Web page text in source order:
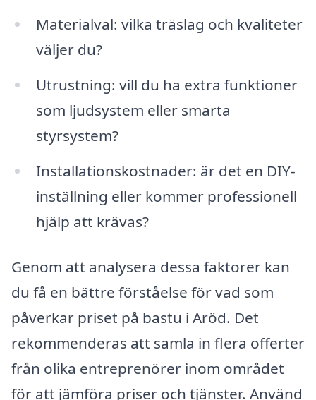
Materialval: vilka träslag och kvaliteter
väljer du?
Utrustning: vill du ha extra funktioner
som ljudsystem eller smarta
styrsystem?
Installationskostnader: är det en DIY-
inställning eller kommer professionell
hjälp att krävas?
Genom att analysera dessa faktorer kan
du få en bättre förståelse för vad som
påverkar priset på bastu i Aröd. Det
rekommenderas att samla in flera offerter
från olika entreprenörer inom området
för att jämföra priser och tjänster. Använd